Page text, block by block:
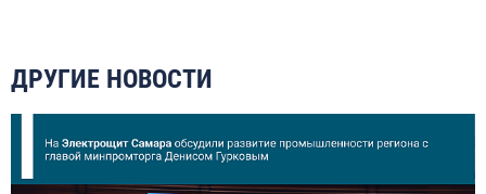
ДРУГИЕ НОВОСТИ